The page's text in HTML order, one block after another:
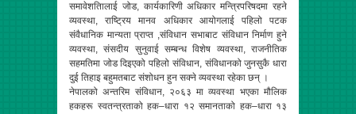
समावेशतिालाई जोड, कार्यकारिणी अधिकार मन्त्रिपरिषदमा रहने
व्यवस्था, राष्ट्रिय मानव अधिकार आयोगलाई पहिलो पटक
संवैधानिक मान्यता प्राप्त ,संविधान सभाबाट संविधान निर्माण हुने
व्यवस्था, संसदीय सुनुवाई सम्बन्ध विशेष व्यवस्था, राजनीतिक
सहमतिमा जोड दिइएको पहिलो संविधान, संविधानको जुनसुकै धारा
दुई तिहाइ बहुमतबाट संशोधन हुन सक्ने व्यवस्था रहेका छन् ।
नेपालको अन्तरिम संविधान, २०६३ मा व्यवस्था भएका मौलिक
हकहरू स्वतन्त्रताको हक–धारा १२ समानताको हक–धारा १३